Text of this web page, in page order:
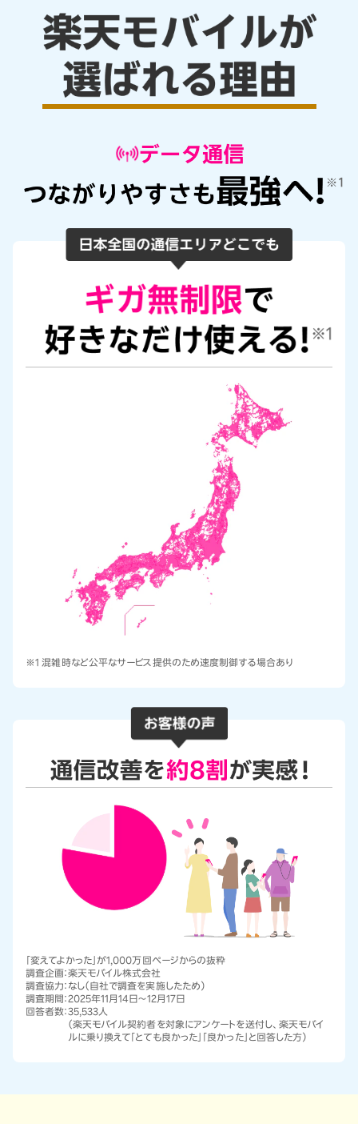
※1 混雑時など公平なサービス提供のため速度制御する場合あり
「変えてよかった」が1,000万回ページからの抜粋
調査企画：楽天モバイル株式会社
調査協力： なし（自社で調査を実施したため）
調査期間：2025年11月14日～12月17日
回答者数：35,533人
（楽天モバイル契約者を対象にアンケートを送付し、楽天モバイ
ルに乗り換えて「とても良かった」「良かった」と回答した方）